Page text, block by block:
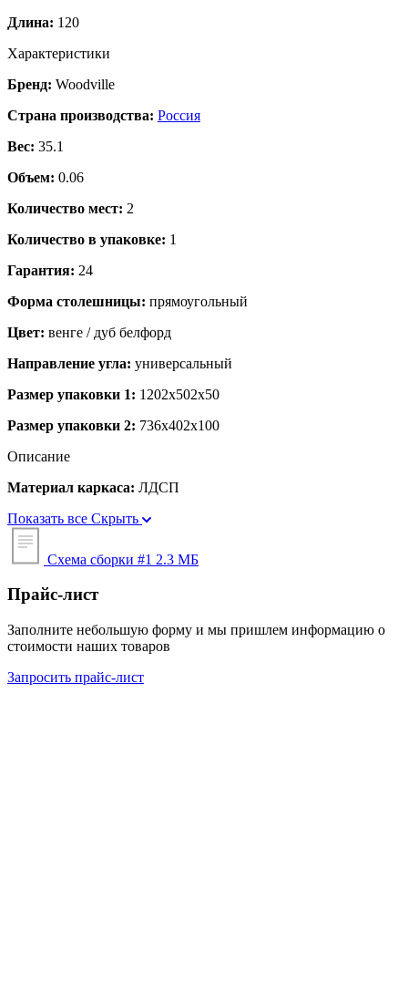
Длина: 120
Характеристики
Бренд: Woodville
Страна производства: Россия
Вес: 35.1
Объем: 0.06
Количество мест: 2
Количество в упаковке: 1
Гарантия: 24
Форма столешницы: прямоугольный
Цвет: венге / дуб белфорд
Направление угла: универсальный
Размер упаковки 1: 1202x502x50
Размер упаковки 2: 736x402x100
Описание
Материал каркаса: ЛДСП
Показать все Скрыть
Схема сборки #1 2.3 МБ
Прайс-лист
Заполните небольшую форму и мы пришлем информацию о
стоимости наших товаров
Запросить прайс-лист